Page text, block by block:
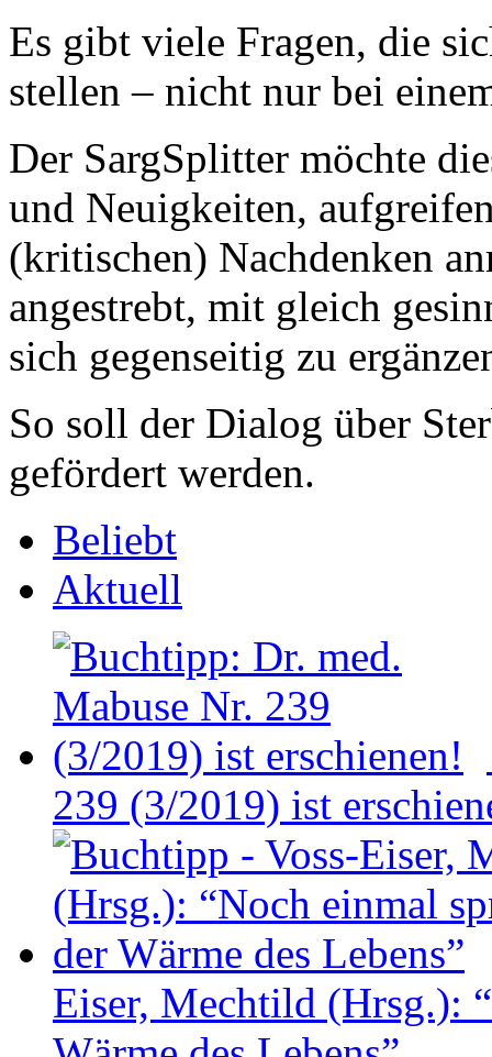
Es gibt viele Fragen, die
stellen – nicht nur bei
Der SargSplitter möchte
und Neuigkeiten,
(kritischen) Nachdenken
angestrebt, mit gleich
sich gegenseitig zu
So soll der Dialog über
gefördert werden.
Beliebt
Aktuell
239 (3/2019) ist
Eiser, Mechtild (Hrsg.):